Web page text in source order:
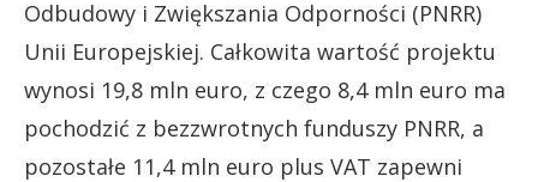
Odbudowy i Zwiększania Odporności (PNRR)
Unii Europejskiej. Całkowita wartość projektu
wynosi 19,8 mln euro, z czego 8,4 mln euro ma
pochodzić z bezzwrotnych funduszy PNRR, a
pozostałe 11,4 mln euro plus VAT zapewni